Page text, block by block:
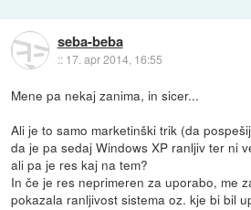
seba-beba
:: 17. apr 2014, 16:55
Mene pa nekaj zanima, in sicer...
Ali je to samo marketinški trik (da
da je pa sedaj Windows XP ranljiv ter ni
ali pa je res kaj na tem?
In če je res neprimeren za uporabo, me
pokazala ranljivost sistema oz. kje bi bil